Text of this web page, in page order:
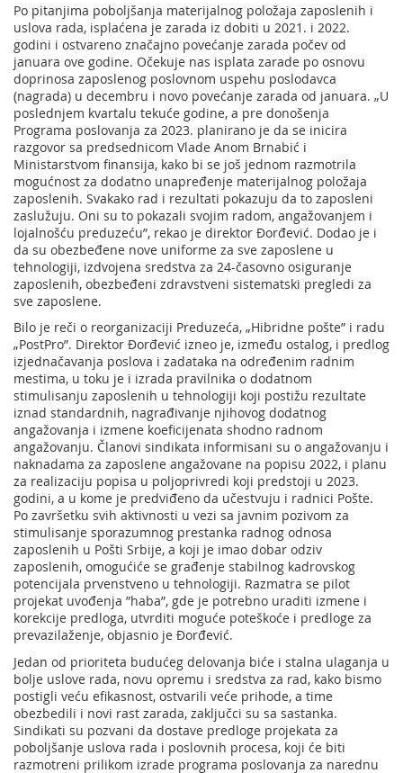
Po pitanjima poboljšanja materijalnog položaja zaposlenih i
uslova rada, isplaćena je zarada iz dobiti u 2021. i 2022.
godini i ostvareno značajno povećanje zarada počev od
januara ove godine. Očekuje nas isplata zarade po osnovu
doprinosa zaposlenog poslovnom uspehu poslodavca
(nagrada) u decembru i novo povećanje zarada od januara. „U
poslednjem kvartalu tekuće godine, a pre donošenja
Programa poslovanja za 2023. planirano je da se inicira
razgovor sa predsednicom Vlade Anom Brnabić i
Ministarstvom finansija, kako bi se još jednom razmotrila
mogućnost za dodatno unapređenje materijalnog položaja
zaposlenih. Svakako rad i rezultati pokazuju da to zaposleni
zaslužuju. Oni su to pokazali svojim radom, angažovanjem i
lojalnošću preduzeću”, rekao je direktor Đorđević. Dodao je i
da su obezbeđene nove uniforme za sve zaposlene u
tehnologiji, izdvojena sredstva za 24-časovno osiguranje
zaposlenih, obezbeđeni zdravstveni sistematski pregledi za
sve zaposlene.
Bilo je reči o reorganizaciji Preduzeća, „Hibridne pošte” i radu
„PostPro”. Direktor Đorđević izneo je, između ostalog, i predlog
izjednačavanja poslova i zadataka na određenim radnim
mestima, u toku je i izrada pravilnika o dodatnom
stimulisanju zaposlenih u tehnologiji koji postižu rezultate
iznad standardnih, nagrađivanje njihovog dodatnog
angažovanja i izmene koeficijenata shodno radnom
angažovanju. Članovi sindikata informisani su o angažovanju i
naknadama za zaposlene angažovane na popisu 2022, i planu
za realizaciju popisa u poljoprivredi koji predstoji u 2023.
godini, a u kome je predviđeno da učestvuju i radnici Pošte.
Po završetku svih aktivnosti u vezi sa javnim pozivom za
stimulisanje sporazumnog prestanka radnog odnosa
zaposlenih u Pošti Srbije, a koji je imao dobar odziv
zaposlenih, omogućiće se građenje stabilnog kadrovskog
potencijala prvenstveno u tehnologiji. Razmatra se pilot
projekat uvođenja ”haba”, gde je potrebno uraditi izmene i
korekcije predloga, utvrditi moguće poteškoće i predloge za
prevazilaženje, objasnio je Đorđević.
Jedan od prioriteta budućeg delovanja biće i stalna ulaganja u
bolje uslove rada, novu opremu i sredstva za rad, kako bismo
postigli veću efikasnost, ostvarili veće prihode, a time
obezbedili i novi rast zarada, zaključci su sa sastanka.
Sindikati su pozvani da dostave predloge projekata za
poboljšanje uslova rada i poslovnih procesa, koji će biti
razmotreni prilikom izrade programa poslovanja za narednu